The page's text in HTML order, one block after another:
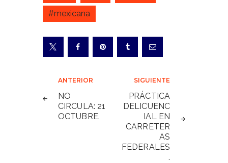
#mexicana
Navegación
de
entradas
ANTERIOR
NO
CIRCULA: 21
OCTUBRE.
SIGUIENTE
PRÁCTICA
DELICUENC
IAL EN
CARRETER
AS
FEDERALES
.